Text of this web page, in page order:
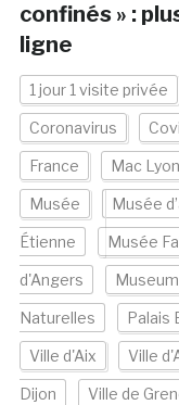
confinés » :
ligne
1 jour 1 visite privée
Coronavirus
France Mac Lyon
Musée Musée
Étienne Musée
d'Angers
Naturelles Palais
Ville d'Aix Ville
Dijon Ville de